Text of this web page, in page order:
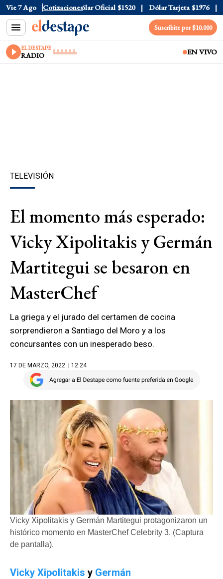
Vie 7 Ago Cotizaciones
Dólar Oficial $1520 Dólar Tarjeta $1976
Suscribite por $10.000
EL DESTAPE
RADIO EN VIVO
TELEVISIÓN
El momento más esperado:
Vicky Xipolitakis y Germán
Martitegui se besaron en
MasterChef
La griega y el jurado del certamen de cocina
sorprendieron a Santiago del Moro y a los
concursantes con un inesperado beso.
17 DE MARZO, 2022 | 12.24
Vicky Xipolitakis y Germán Martitegui protagonizaron un
histórico momento en MasterChef Celebrity 3. (Captura
de pantalla).
Vicky Xipolitakis y Germán